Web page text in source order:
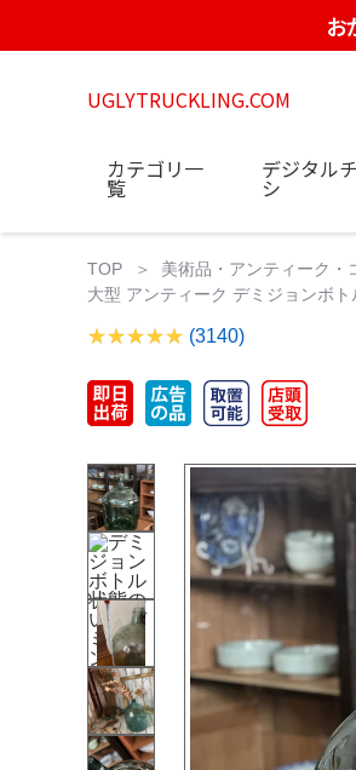
お
UGLYTRUCKLING.COM
カテゴリ一
覧
デジタル
シ
TOP 美術品・アンティーク・
大型 アンティーク デミジョンボ
(3140)